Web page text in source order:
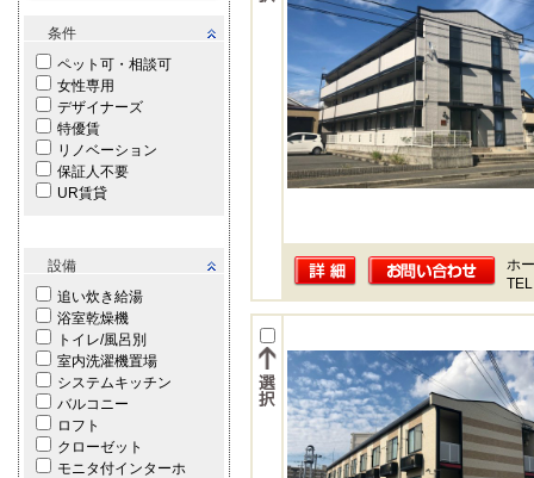
条件
ペット可・相談可
女性専用
デザイナーズ
特優賃
リノベーション
保証人不要
UR賃貸
設備
追い炊き給湯
浴室乾燥機
トイレ/風呂別
室内洗濯機置場
システムキッチン
バルコニー
ロフト
クローゼット
モニタ付インターホ
ホ